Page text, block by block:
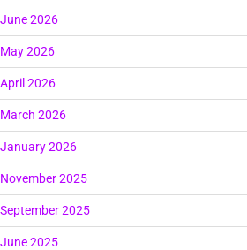
June 2026
May 2026
April 2026
March 2026
January 2026
November 2025
September 2025
June 2025